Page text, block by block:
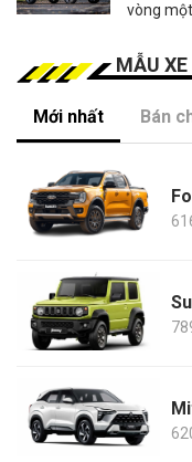
vòng
MẪU XE
Mới nhất Bán